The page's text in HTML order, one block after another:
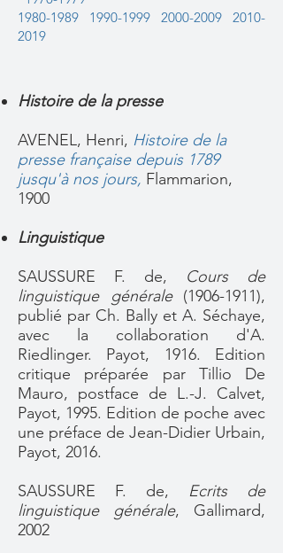
1980-1989
1990-1999 2000-2009
2010-
2019
Histoire de la presse
AVENEL, Henri, Histoire de la
presse française depuis 1789
jusqu'à nos jours, Flammarion,
1900
Linguistique
SAUSSURE F. de, Cours de
linguistique générale (1906-1911),
publié par Ch. Bally et A. Séchaye,
avec la collaboration d'A.
Riedlinger. Payot, 1916. Edition
critique préparée par Tillio De
Mauro, postface de L.-J. Calvet,
Payot, 1995. Edition de poche avec
une préface de Jean-Didier Urbain,
Payot, 2016.
SAUSSURE F. de, Ecrits de
linguistique générale, Gallimard,
2002